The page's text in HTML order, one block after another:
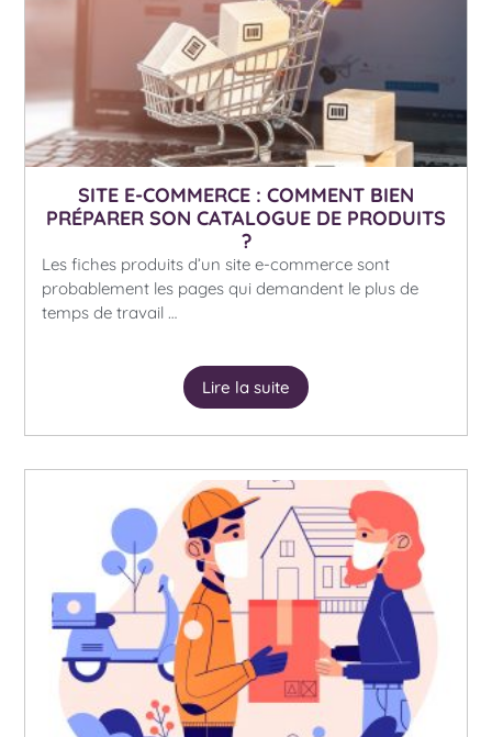
SITE E-COMMERCE : COMMENT BIEN
PRÉPARER SON CATALOGUE DE PRODUITS
?
Les fiches produits d’un site e-commerce sont
probablement les pages qui demandent le plus de
temps de travail …
Lire la suite